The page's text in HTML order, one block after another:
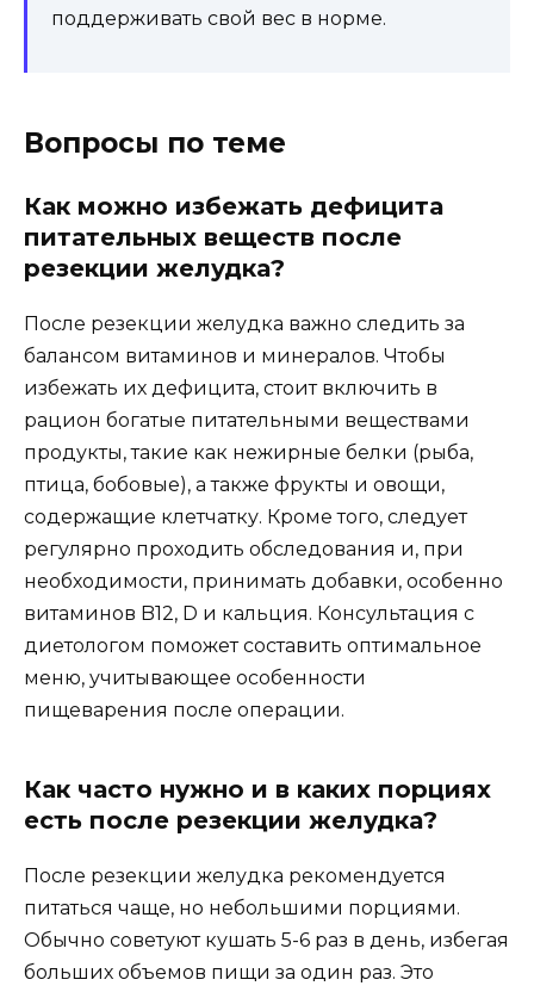
поддерживать свой вес в норме.
Вопросы по теме
Как можно избежать дефицита
питательных веществ после
резекции желудка?
После резекции желудка важно следить за
балансом витаминов и минералов. Чтобы
избежать их дефицита, стоит включить в
рацион богатые питательными веществами
продукты, такие как нежирные белки (рыба,
птица, бобовые), а также фрукты и овощи,
содержащие клетчатку. Кроме того, следует
регулярно проходить обследования и, при
необходимости, принимать добавки, особенно
витаминов B12, D и кальция. Консультация с
диетологом поможет составить оптимальное
меню, учитывающее особенности
пищеварения после операции.
Как часто нужно и в каких порциях
есть после резекции желудка?
После резекции желудка рекомендуется
питаться чаще, но небольшими порциями.
Обычно советуют кушать 5-6 раз в день, избегая
больших объемов пищи за один раз. Это